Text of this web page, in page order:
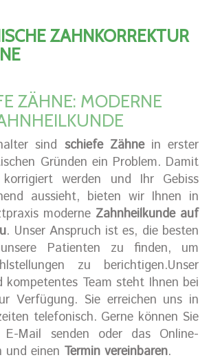
ZAHNKORREKTUR
ZÄHNE: MODERNE
sind schiefe Zähnein erster
Gründen ein Problem. Damit
korrigiert werden und Ihr Gebiss
aussieht, bieten wir Ihnen in
moderne Zahnheilkunde auf
. Unser Anspruch ist es, die besten
Patienten zu finden, um
zu berichtigen.Unser
kompetentes Team steht Ihnen bei
Verfügung. Sie erreichen uns in
telefonisch. Gerne können Sie
Mail senden oder das Online-
und einen Termin vereinbaren.